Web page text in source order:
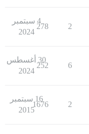
2
278
4 سبتمبر
2024
6
252
30 أغسطس
2024
2
1676
16 سبتمبر
2015